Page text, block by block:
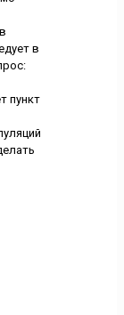
в
пункт